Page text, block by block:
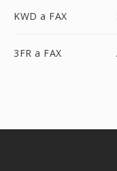
KWD a FAX
3FR a FAX